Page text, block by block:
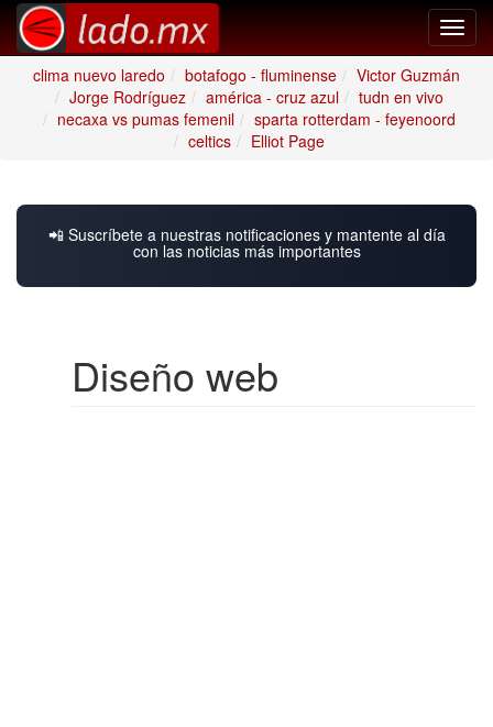
clima nuevo laredo
botafogo - fluminense
Victor Guzmán
Jorge Rodríguez
américa - cruz azul
tudn en vivo
necaxa vs pumas femenil
sparta rotterdam - feyenoord
celtics
Elliot Page
📲 Suscríbete a nuestras notificaciones y mantente al día
con las noticias más importantes
Diseño web